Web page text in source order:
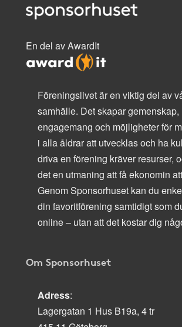
En del av AwardIt
Föreningslivet är en viktig del av
samhälle. Det skapar gemenskap,
engagemang och möjligheter för
i alla åldrar att utvecklas och ha
driva en förening kräver resurser,
det en utmaning att få ekonomin
Genom Sponsorhuset kan du
din favoritförening samtidigt som
online – utan att det kostar dig
Om Sponsorhuset
Adress:
Lagergatan 1 Hus B19a, 4 tr